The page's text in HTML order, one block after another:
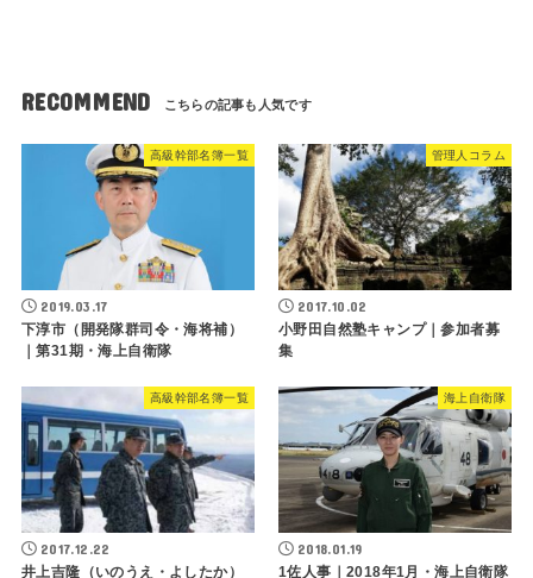
RECOMMEND
高級幹部名簿一覧
2019.03.17
下淳市（開発隊群司令・海将補）
｜第31期・海上自衛隊
管理人コラム
2017.10.02
小野田自然塾キャンプ｜参加者募
集
高級幹部名簿一覧
2017.12.22
井上吉隆（いのうえ・よしたか）
海上自衛隊
2018.01.19
1佐人事｜2018年1月・海上自衛隊